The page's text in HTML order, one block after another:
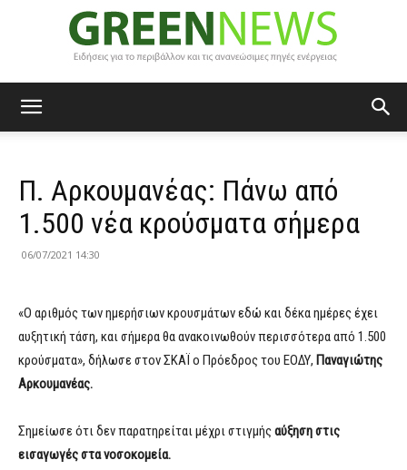
News
Π. Αρκουμανέας: Πάνω από
1.500 νέα κρούσματα σήμερα
06/07/2021 14:30
«Ο αριθμός των ημερήσιων κρουσμάτων εδώ και δέκα ημέρες έχει
αυξητική τάση, και σήμερα θα ανακοινωθούν περισσότερα από 1.500
κρούσματα», δήλωσε στον ΣΚΑΪ ο Πρόεδρος του ΕΟΔΥ, Παναγιώτης
Αρκουμανέας.
Σημείωσε ότι δεν παρατηρείται μέχρι στιγμήςαύξηση στις
εισαγωγές στα νοσοκομεία.